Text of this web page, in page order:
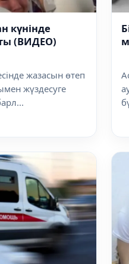
күнінде
(ВИДЕО)
жазасын өтеп
жүздесуге